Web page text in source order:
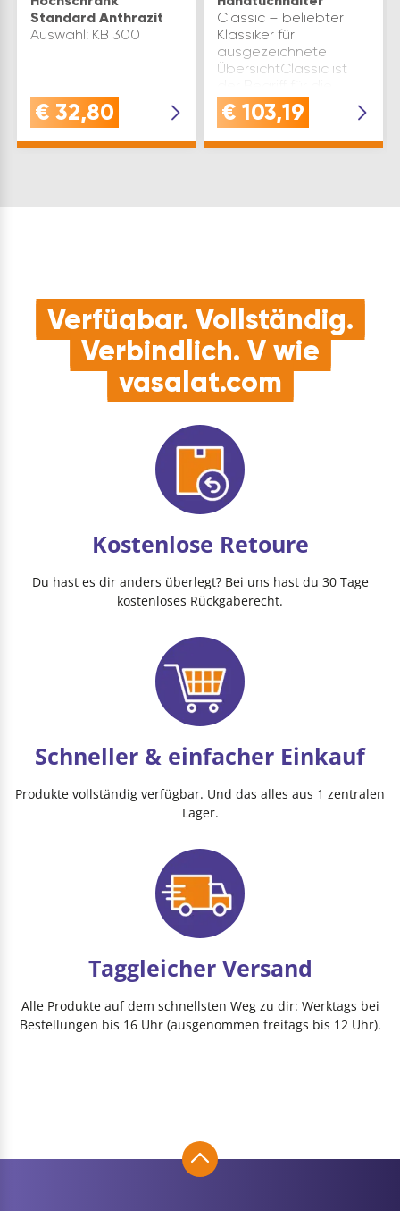
Standard Anthrazit
Auswahl: KB 300
€ 32,80
Classic – beliebter
Klassiker für
ausgezeichnete
ÜbersichtClassic ist
klassische
Korbablage aus
€ 103,19
Verfügbar. Vollständig.
Verbindlich. V wie
vasalat.com
Kostenlose Retoure
Du hast es dir anders überlegt? Bei uns hast du 30 Tage
kostenloses Rückgaberecht.
Schneller & einfacher Einkauf
Produkte vollständig verfügbar. Und das alles aus 1 zentralen
Lager.
Taggleicher Versand
Alle Produkte auf dem schnellsten Weg zu dir: Werktags bei
Bestellungen bis 16 Uhr (ausgenommen freitags bis 12 Uhr).